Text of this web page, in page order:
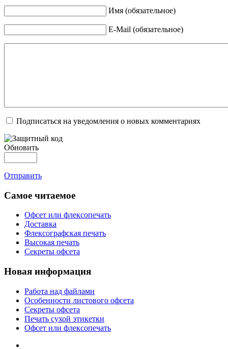
Имя (обязательное)
E-Mail (обязательное)
Подписаться на уведомления о новых комментариях
Обновить
Отправить
Самое читаемое
Офсет или флексопечать
Доставка
Флексографская печать
Высокая печать
Секреты офсета
Новая информация
Работа над файлами
Особенности листового офсета
Секреты офсета
Печать сухой этикетки
Офсет или флексопечать